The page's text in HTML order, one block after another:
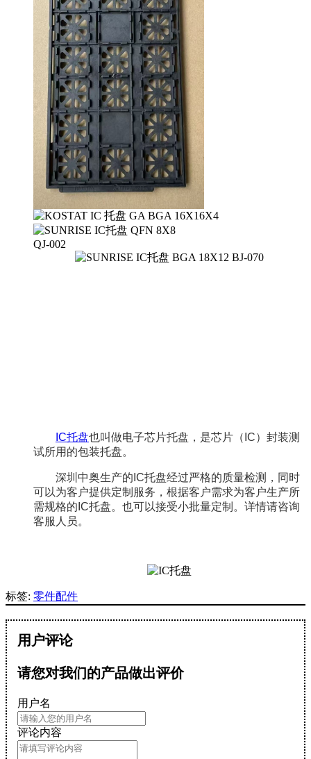
IC托盘也叫做电子芯片托盘，是芯片（IC）封装测
试所用的包装托盘。
深圳中奥生产的IC托盘经过严格的质量检测，同时
可以为客户提供定制服务，根据客户需求为客户生产所
需规格的IC托盘。也可以接受小批量定制。详情请咨询
客服人员。
标签: 零件配件
用户评论
请您对我们的产品做出评价
用户名
评论内容